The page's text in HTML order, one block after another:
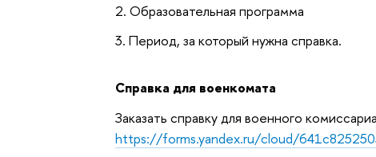
2. Образовательная программа
3. Период, за который нужна справка.
Справка для военкомата
Заказать справку для военного
https://forms.yandex.ru/cloud/